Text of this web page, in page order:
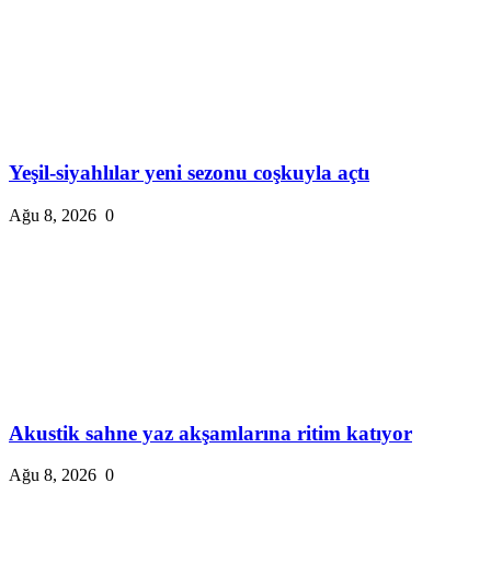
Yeşil-siyahlılar yeni sezonu coşkuyla açtı
Ağu 8, 2026 0
Akustik sahne yaz akşamlarına ritim katıyor
Ağu 8, 2026 0